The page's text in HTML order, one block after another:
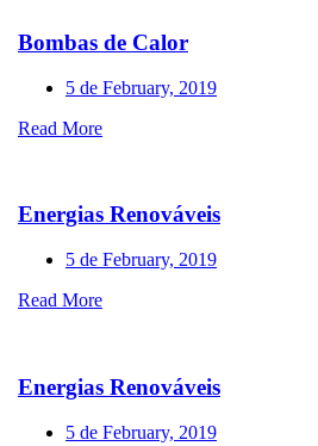
Bombas de Calor
5 de February, 2019
Read More
Energias Renováveis
5 de February, 2019
Read More
Energias Renováveis
5 de February, 2019